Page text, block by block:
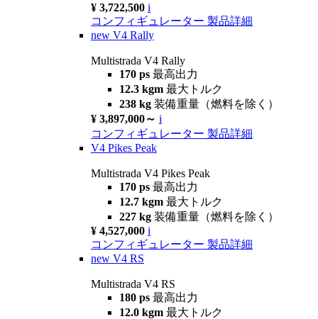
¥ 3,722,500 i
コンフィギュレーター 製品詳細
new V4 Rally
Multistrada V4 Rally
170 ps 最高出力
12.3 kgm 最大トルク
238 kg 装備重量（燃料を除く）
¥ 3,897,000～ i
コンフィギュレーター 製品詳細
V4 Pikes Peak
Multistrada V4 Pikes Peak
170 ps 最高出力
12.7 kgm 最大トルク
227 kg 装備重量（燃料を除く）
¥ 4,527,000 i
コンフィギュレーター 製品詳細
new V4 RS
Multistrada V4 RS
180 ps 最高出力
12.0 kgm 最大トルク